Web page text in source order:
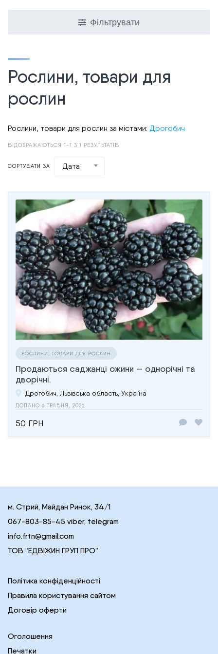
Фільтрувати
Рослини, товари для
рослин
Рослини, товари для рослин за містами: Дрогобич
ВІДОБРАЖАЮТЬСЯ 1-1 З 1 РЕЗУЛЬТАТІВ
СОРТУВАТИ ЗА Дата
РОСЛИНИ, ТОВАРИ ДЛЯ РОСЛИН
Продаються саджанці ожини — однорічні та
дворічні.
Дрогобич, Львівська область, Україна
ДОДАНО 6 ТРАВНЯ, 2026
50 ГРН
м. Стрий, Майдан Ринок, 34/1
067-803-85-45 viber, telegram
info.frtn@gmail.com
ТОВ “ЕДВІЖИН ГРУП ПРО”
Політика конфіденційності
Правила користування сайтом
Договір оферти
Оголошення
Печатки